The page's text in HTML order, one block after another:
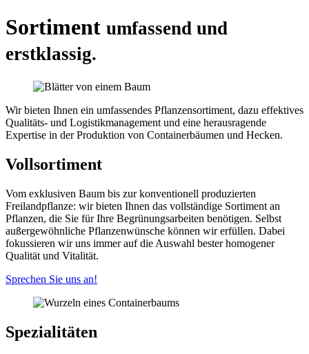
Sortiment umfassend und
erstklassig.
Wir bieten Ihnen ein umfassendes Pflanzensortiment, dazu effektives
Qualitäts- und Logistikmanagement und eine herausragende
Expertise in der Produktion von Containerbäumen und Hecken.
Vollsortiment
Vom exklusiven Baum bis zur konventionell produzierten
Freilandpflanze: wir bieten Ihnen das vollständige Sortiment an
Pflanzen, die Sie für Ihre Begrünungsarbeiten benötigen. Selbst
außergewöhnliche Pflanzenwünsche können wir erfüllen. Dabei
fokussieren wir uns immer auf die Auswahl bester homogener
Qualität und Vitalität.
Sprechen Sie uns an!
Spezialitäten